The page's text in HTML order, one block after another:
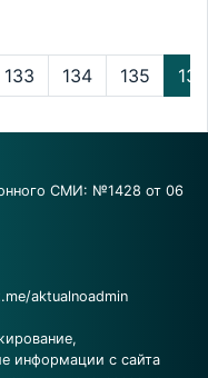
133 134 135 136
СМИ: №1428 от 06
aktualnoadmin
информации с сайта